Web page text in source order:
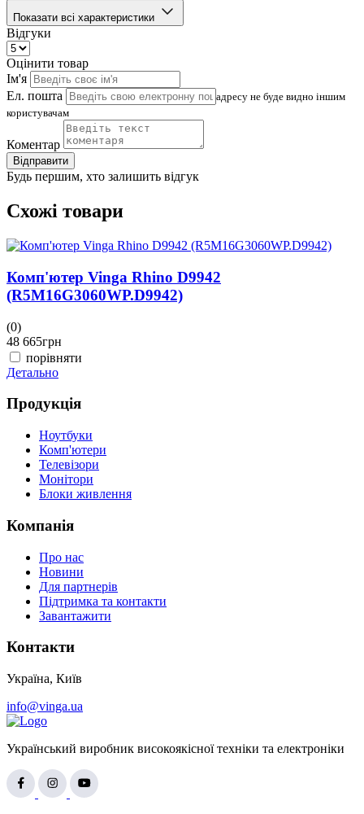
Показати всі характеристики
Відгуки
Оцінити товар
Ім'я
Ел. пошта
адресу не буде видно іншим
користувачам
Коментар
Відправити
Будь першим, хто залишить відгук
Схожі товари
Комп'ютер Vinga Rhino D9942
(R5M16G3060WP.D9942)
(0)
48 665грн
порівняти
Детально
Продукція
Ноутбуки
Комп'ютери
Телевізори
Монітори
Блоки живлення
Компанія
Про нас
Новини
Для партнерів
Підтримка та контакти
Завантажити
Контакти
Україна, Київ
info@vinga.ua
Український виробник високоякісної техніки та електроніки